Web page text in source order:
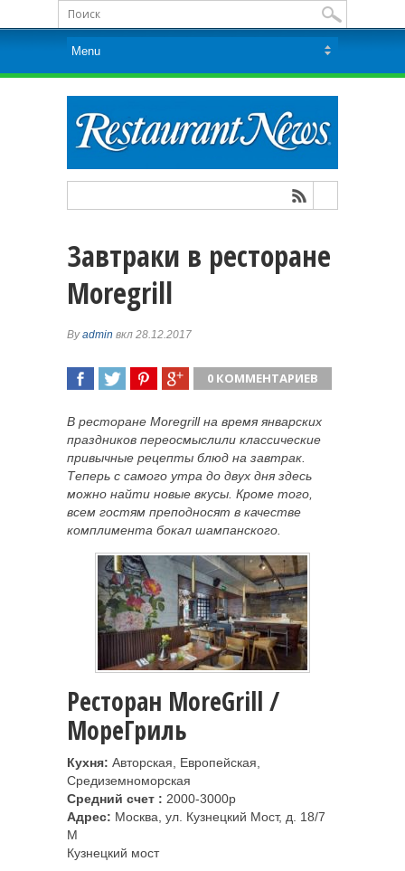
Завтраки в ресторане
Moregrill
Byadmin вкл 28.12.2017
0 КОММЕНТАРИЕВ
В ресторане Moregrill на время январских
праздников переосмыслили классические
привычные рецепты блюд на завтрак.
Теперь с самого утра до двух дня здесь
можно найти новые вкусы. Кроме того,
всем гостям преподносят в качестве
комплимента бокал шампанского.
Ресторан MoreGrill /
МореГриль
Кухня: Авторская, Европейская,
Средиземноморская
Средний счет : 2000-3000р
Адрес: Москва, ул. Кузнецкий Мост, д. 18/7
M
Кузнецкий мост